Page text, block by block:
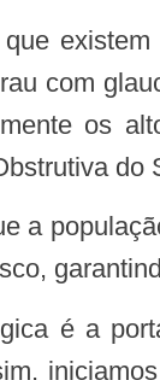
com
os
do